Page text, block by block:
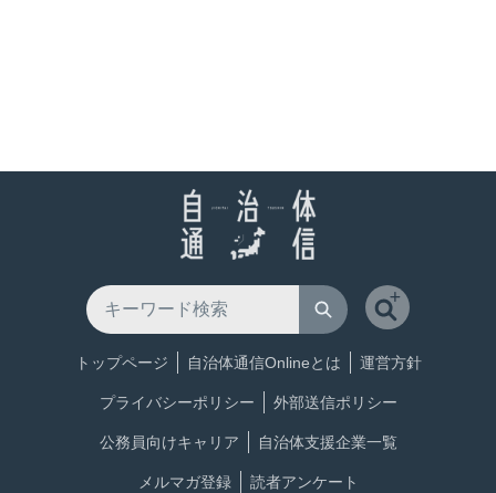
トップページ 自治体通信Onlineとは 運営方針
プライバシーポリシー 外部送信ポリシー
公務員向けキャリア 自治体支援企業一覧
メルマガ登録 読者アンケート